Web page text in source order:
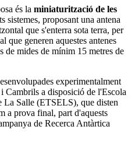
és la miniaturització de les
sistemes, proposant una antena
que s'enterra sota terra, per
que generen aquestes antenes
de mides de mínim 15 metres de
experimentalment
Cambrils a disposició de l'Escola
Salle (ETSELS), que disten
a prova final, part d'aquests
de Recerca Antàrtica